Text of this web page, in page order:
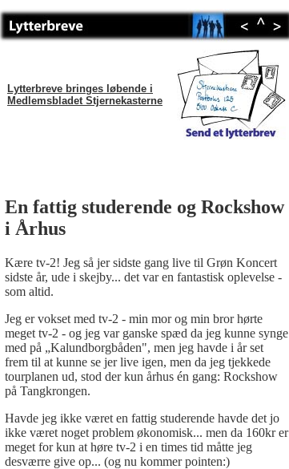
Lytterbreve bringes løbende i
Medlemsbladet Stjernekasterne
En fattig studerende og Rockshow
i Århus
Kære tv-2! Jeg så jer sidste gang live til Grøn Koncert
sidste år, ude i skejby... det var en fantastisk oplevelse -
som altid.
Jeg er vokset med tv-2 - min mor og min bror hørte
meget tv-2 - og jeg var ganske spæd da jeg kunne synge
med på „Kalundborgbåden", men jeg havde i år set
frem til at kunne se jer live igen, men da jeg tjekkede
tourplanen ud, stod der kun århus én gang: Rockshow
på Tangkrongen.
Havde jeg ikke været en fattig studerende havde det jo
ikke været noget problem økonomisk... men da 160kr er
meget for kun at høre tv-2 i en times tid måtte jeg
desværre give op... (og nu kommer pointen:)